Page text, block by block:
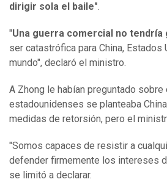
dirigir sola el baile".
"Una guerra comercial no tendría
ser catastrófica para China, Estados
mundo", declaró el ministro.
A Zhong le habían preguntado
estadounidenses se planteaba
medidas de retorsión, pero el
"Somos capaces de resistir a
defender firmemente los intereses
se limitó a declarar.